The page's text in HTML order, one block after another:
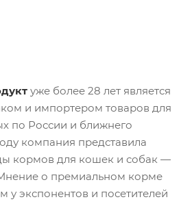
уже более 28 лет является
и импортером товаров для
по России и ближнего
компания представила
кормов для кошек и собак —
о премиальном корме
у экспонентов и посетителей